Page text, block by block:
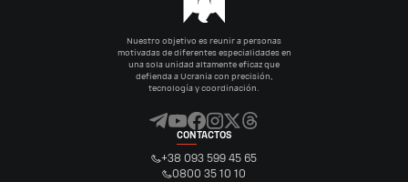
Nuestro objetivo es reunir a personas
motivadas de diferentes especialidades en
una sola unidad altamente eficaz que
defienda a Ucrania con precisión,
tecnología y coordinación.
CONTACTOS
+38 093 599 45 65
0800 35 10 10